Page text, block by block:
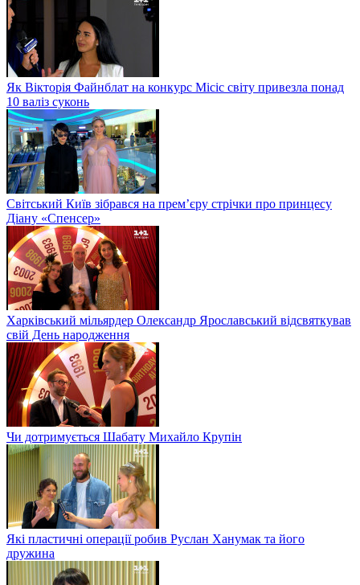
Як Вікторія Файнблат на конкурс Місіс світу привезла понад
10 валіз суконь
Світський Київ зібрався на прем’єру стрічки про принцесу
Діану «Спенсер»
Харківський мільярдер Олександр Ярославський відсвяткував
свій День народження
Чи дотримується Шабату Михайло Крупін
Які пластичні операції робив Руслан Ханумак та його
дружина